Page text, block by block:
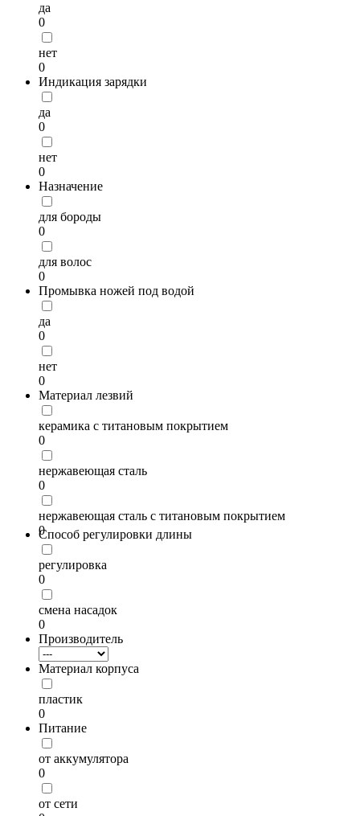
да
0
нет
0
Индикация зарядки
да
0
нет
0
Назначение
для бороды
0
для волос
0
Промывка ножей под водой
да
0
нет
0
Материал лезвий
керамика с титановым покрытием
0
нержавеющая сталь
0
нержавеющая сталь с титановым покрытием
0
Способ регулировки длины
регулировка
0
смена насадок
0
Производитель
Материал корпуса
пластик
0
Питание
от аккумулятора
0
от сети